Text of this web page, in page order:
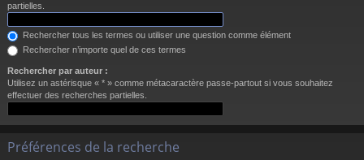
partielles.
Rechercher tous les termes ou utiliser une question comme élément
Rechercher n’importe quel de ces termes
Rechercher par auteur :
Utilisez un astérisque « * » comme métacaractère passe-partout si vous souhaitez
effectuer des recherches partielles.
Préférences de la recherche